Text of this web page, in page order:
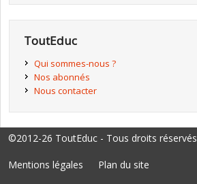
ToutEduc
Qui sommes-nous ?
Nos abonnés
Nous contacter
©2012-26 ToutEduc - Tous droits réservés
Mentions légales Plan du site